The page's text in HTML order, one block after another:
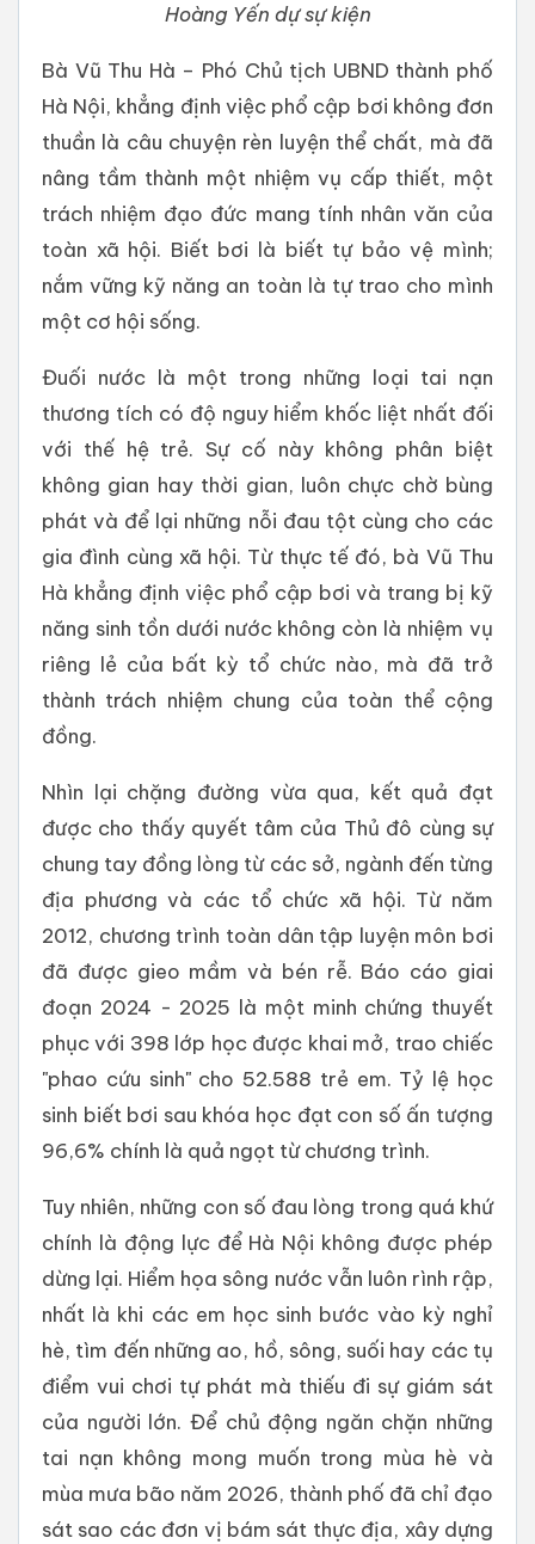
Hoàng Yến dự sự kiện
Bà Vũ Thu Hà – Phó Chủ tịch UBND thành phố
Hà Nội, khẳng định việc phổ cập bơi không đơn
thuần là câu chuyện rèn luyện thể chất, mà đã
nâng tầm thành một nhiệm vụ cấp thiết, một
trách nhiệm đạo đức mang tính nhân văn của
toàn xã hội. Biết bơi là biết tự bảo vệ mình;
nắm vững kỹ năng an toàn là tự trao cho mình
một cơ hội sống.
Đuối nước là một trong những loại tai nạn
thương tích có độ nguy hiểm khốc liệt nhất đối
với thế hệ trẻ. Sự cố này không phân biệt
không gian hay thời gian, luôn chực chờ bùng
phát và để lại những nỗi đau tột cùng cho các
gia đình cùng xã hội. Từ thực tế đó, bà Vũ Thu
Hà khẳng định việc phổ cập bơi và trang bị kỹ
năng sinh tồn dưới nước không còn là nhiệm vụ
riêng lẻ của bất kỳ tổ chức nào, mà đã trở
thành trách nhiệm chung của toàn thể cộng
đồng.
Nhìn lại chặng đường vừa qua, kết quả đạt
được cho thấy quyết tâm của Thủ đô cùng sự
chung tay đồng lòng từ các sở, ngành đến từng
địa phương và các tổ chức xã hội. Từ năm
2012, chương trình toàn dân tập luyện môn bơi
đã được gieo mầm và bén rễ. Báo cáo giai
đoạn 2024 - 2025 là một minh chứng thuyết
phục với 398 lớp học được khai mở, trao chiếc
"phao cứu sinh" cho 52.588 trẻ em. Tỷ lệ học
sinh biết bơi sau khóa học đạt con số ấn tượng
96,6% chính là quả ngọt từ chương trình.
Tuy nhiên, những con số đau lòng trong quá khứ
chính là động lực để Hà Nội không được phép
dừng lại. Hiểm họa sông nước vẫn luôn rình rập,
nhất là khi các em học sinh bước vào kỳ nghỉ
hè, tìm đến những ao, hồ, sông, suối hay các tụ
điểm vui chơi tự phát mà thiếu đi sự giám sát
của người lớn. Để chủ động ngăn chặn những
tai nạn không mong muốn trong mùa hè và
mùa mưa bão năm 2026, thành phố đã chỉ đạo
sát sao các đơn vị bám sát thực địa, xây dựng